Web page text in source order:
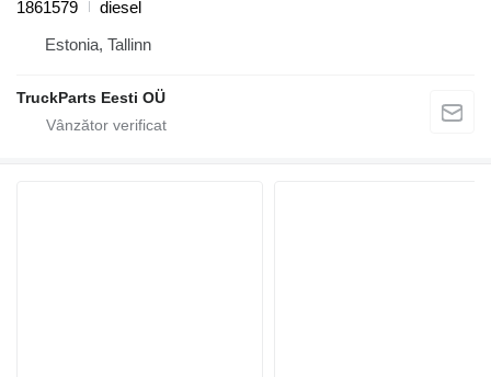
1861579
diesel
Estonia, Tallinn
TruckParts Eesti OÜ